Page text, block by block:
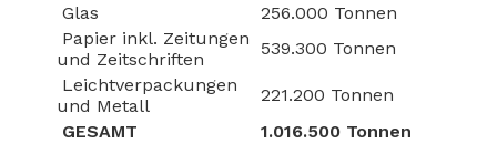
Glas
256.000 Tonnen
Papier inkl. Zeitungen
und Zeitschriften
539.300 Tonnen
Leichtverpackungen
und Metall
221.200 Tonnen
GESAMT
1.016.500 Tonnen